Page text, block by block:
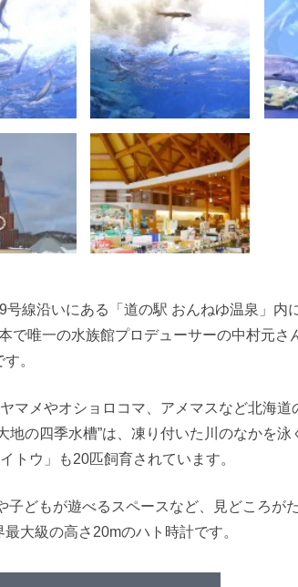
線沿いにある「道の駅 おんねゆ温泉」内
で唯一の水族館プロデューサーの中村元さ
。
マメやオショロコマ、アメマスなど北海
地の四季水槽”は、凍り付いた川のなかを泳
トウ」も20匹飼育されています。
子どもが遊べるスペースなど、見どころが
大級の高さ20mのハト時計です。